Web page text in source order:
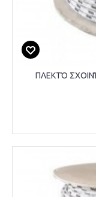
ΠΛΕΚΤΌ